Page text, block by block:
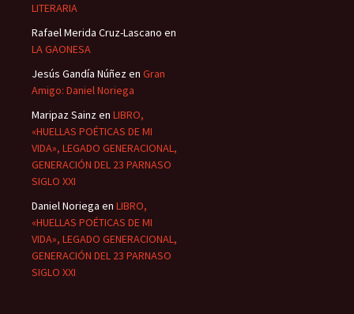
LITERARIA
Rafael Merida Cruz-Lascano en
LA GAONESA
Jesús Gandía Núñezen Gran
Amigo: Daniel Noriega
Maripaz Sainzen LIBRO,
«HUELLAS POÉTICAS DE MI
VIDA», LEGADO GENERACIONAL,
GENERACIÓN DEL 23 PARNASO
SIGLO XXI
Daniel Noriega en LIBRO,
«HUELLAS POÉTICAS DE MI
VIDA», LEGADO GENERACIONAL,
GENERACIÓN DEL 23 PARNASO
SIGLO XXI